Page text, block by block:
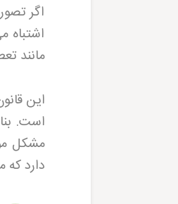
اگر
اشتباه
مانند
این
است.
مشکل
دارد که